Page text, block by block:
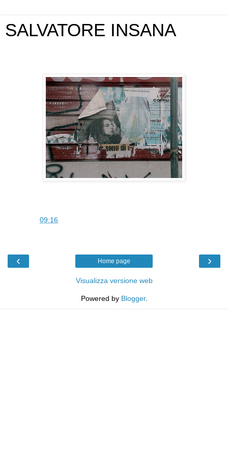
SALVATORE INSANA
09:16
‹ ›
Home page
Visualizza versione web
Powered by Blogger.